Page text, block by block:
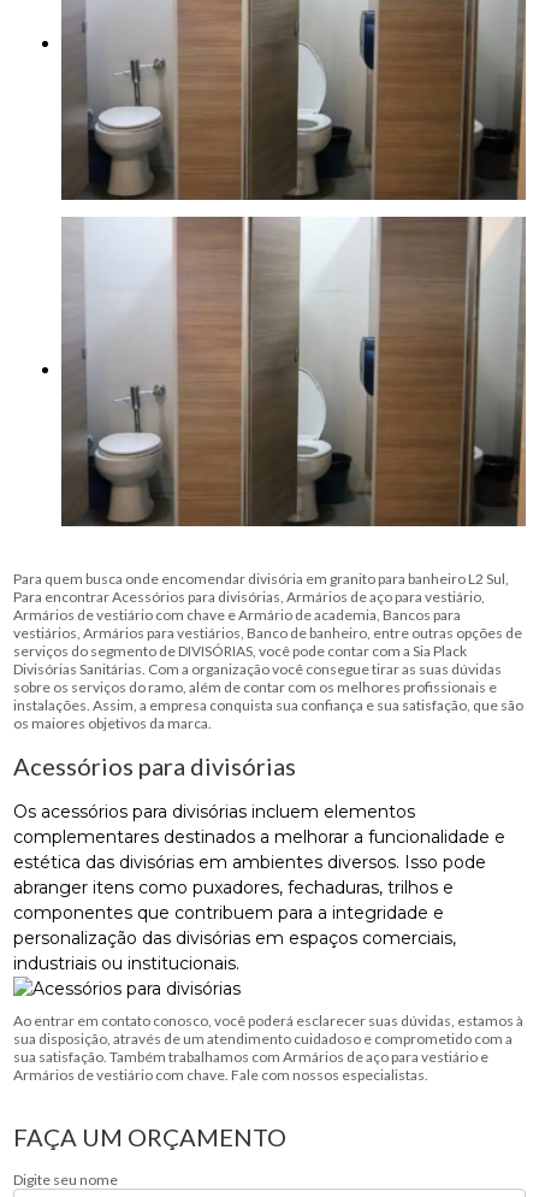
Para quem busca onde encomendar divisória em granito para banheiro L2 Sul,
Para encontrar Acessórios para divisórias, Armários de aço para vestiário,
Armários de vestiário com chave e Armário de academia, Bancos para
vestiários, Armários para vestiários, Banco de banheiro, entre outras opções de
serviços do segmento de DIVISÓRIAS, você pode contar com a Sia Plack
Divisórias Sanitárias. Com a organização você consegue tirar as suas dúvidas
sobre os serviços do ramo, além de contar com os melhores profissionais e
instalações. Assim, a empresa conquista sua confiança e sua satisfação, que são
os maiores objetivos da marca.
Acessórios para divisórias
Os acessórios para divisórias incluem elementos
complementares destinados a melhorar a funcionalidade e
estética das divisórias em ambientes diversos. Isso pode
abranger itens como puxadores, fechaduras, trilhos e
componentes que contribuem para a integridade e
personalização das divisórias em espaços comerciais,
industriais ou institucionais.
Ao entrar em contato conosco, você poderá esclarecer suas dúvidas, estamos à
sua disposição, através de um atendimento cuidadoso e comprometido com a
sua satisfação. Também trabalhamos com Armários de aço para vestiário e
Armários de vestiário com chave. Fale com nossos especialistas.
FAÇA UM ORÇAMENTO
Digite seu nome